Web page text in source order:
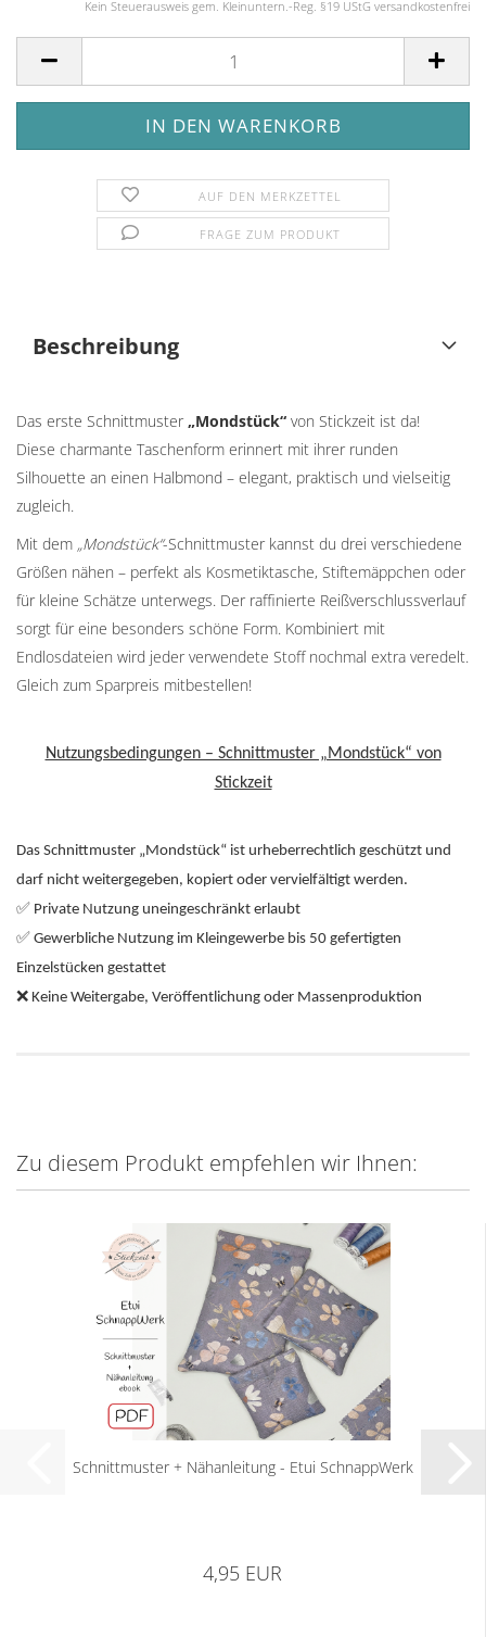
Kein Steuerausweis gem. Kleinuntern.-Reg. §19 UStG versandkostenfrei
AUF DEN MERKZETTEL
FRAGE ZUM PRODUKT
Beschreibung
Das erste Schnittmuster„Mondstück“ von Stickzeit ist da!
Diese charmante Taschenform erinnert mit ihrer runden
Silhouette an einen Halbmond – elegant, praktisch und vielseitig
zugleich.
Mit dem „Mondstück“-Schnittmuster kannst du drei verschiedene
Größen nähen – perfekt als Kosmetiktasche, Stiftemäppchen oder
für kleine Schätze unterwegs. Der raffinierte Reißverschlussverlauf
sorgt für eine besonders schöne Form. Kombiniert mit
Endlosdateien wird jeder verwendete Stoff nochmal extra veredelt.
Gleich zum Sparpreis mitbestellen!
Nutzungsbedingungen – Schnittmuster „Mondstück“ von
Stickzeit
Das Schnittmuster „Mondstück“ ist urheberrechtlich geschützt und
darf nicht weitergegeben, kopiert oder vervielfältigt werden.
✅ Private Nutzung uneingeschränkt erlaubt
✅ Gewerbliche Nutzung im Kleingewerbe bis 50 gefertigten
Einzelstücken gestattet
❌ Keine Weitergabe, Veröffentlichung oder Massenproduktion
Zu diesem Produkt empfehlen wir Ihnen:
Schnittmuster + Nähanleitung - Etui SchnappWerk
4,95 EUR